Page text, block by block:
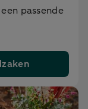
passende